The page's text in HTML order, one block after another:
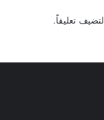
لتضيف تعليقاً.